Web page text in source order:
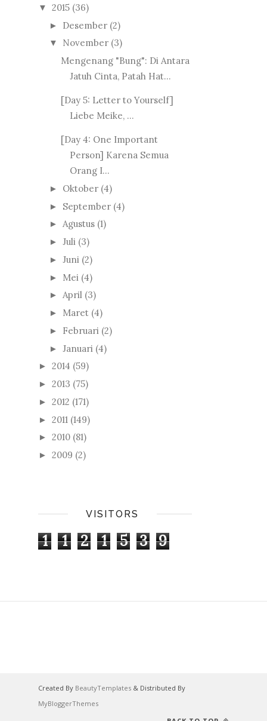
▼ 2015 (36)
► Desember (2)
▼ November (3)
Mengenang "Bung": Di Antara
Jatuh Cinta, Patah Hat...
[Day 5: Letter to Yourself]
Liebe Meike, ...
[Day 4: One Important
Person] Karena Semua
Orang I...
► Oktober (4)
► September (4)
► Agustus (1)
► Juli (3)
► Juni (2)
► Mei (4)
► April (3)
► Maret (4)
► Februari (2)
► Januari (4)
► 2014 (59)
► 2013 (75)
► 2012 (171)
► 2011 (149)
► 2010 (81)
► 2009 (2)
VISITORS
1 1 2 1 5 3 9
Created By BeautyTemplates & Distributed By
MyBloggerThemes